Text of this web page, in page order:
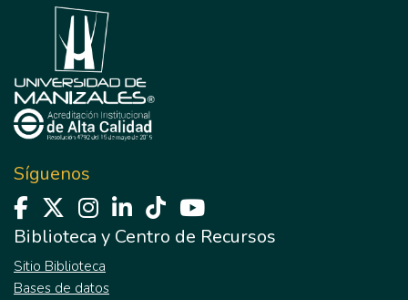
Síguenos
Biblioteca y Centro de Recursos
Sitio Biblioteca
Bases de datos